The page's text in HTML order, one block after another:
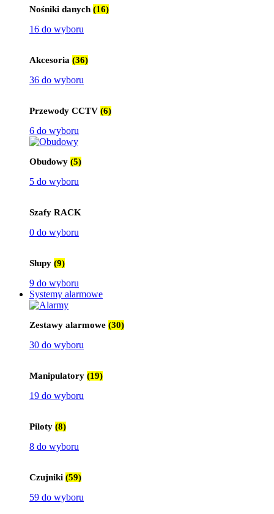
Nośniki danych (16)
16 do wyboru
Akcesoria (36)
36 do wyboru
Przewody CCTV (6)
6 do wyboru
Obudowy (5)
5 do wyboru
Szafy RACK
0 do wyboru
Słupy (9)
9 do wyboru
Systemy alarmowe
Zestawy alarmowe (30)
30 do wyboru
Manipulatory (19)
19 do wyboru
Piloty (8)
8 do wyboru
Czujniki (59)
59 do wyboru